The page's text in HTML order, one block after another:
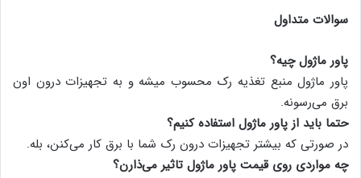
سوالات متداول
پاور ماژول چیه؟
پاور ماژول منبع تغذیه رک محسوب میشه و به تجهیزات درون اون
برق می‌رسونه.
حتما باید از پاور ماژول استفاده کنیم؟
در صورتی که بیشتر تجهیزات درون رک شما با برق کار می‌کنن، بله.
چه مواردی روی قیمت پاور ماژول تاثیر می‌ذارن؟